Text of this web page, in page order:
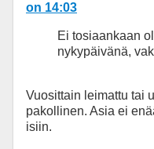
on 14:03
Ei tosiaankaan
nykypäivänä,
Vuosittain leimattu tai
pakollinen. Asia ei
isiin.